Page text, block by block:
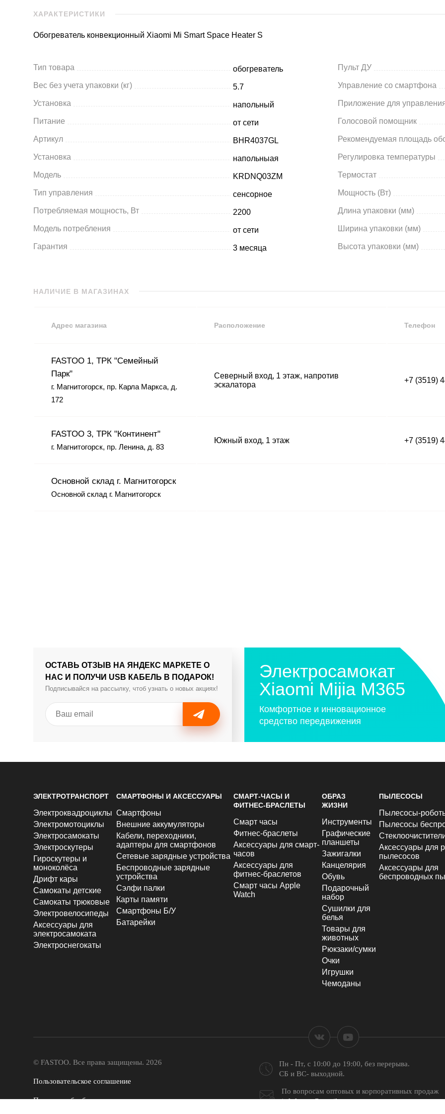
ХАРАКТЕРИСТИКИ
Обогреватель конвекционный Xiaomi Mi Smart Space Heater S
Тип товара
обогреватель
Вес без учета упаковки (кг)
5.7
Установка
напольный
Питание
от сети
Артикул
BHR4037GL
Установка
напольныая
Модель
KRDNQ03ZM
Тип управления
сенсорное
Потребляемая мощность, Вт
2200
Модель потребления
от сети
Гарантия
3 месяца
Пульт ДУ
Управление со смартфона
Приложение для
Голосовой помощник
Рекомендуемая площадь
Регулировка температуры
Термостат
Мощность (Вт)
Длина упаковки (мм)
Ширина упаковки (мм)
Высота упаковки (мм)
НАЛИЧИЕ В МАГАЗИНАХ
Адрес магазина Расположение Телефон
FASTOO 1, ТРК "Семейный
Парк"
г. Магнитогорск, пр. Карла Маркса, д.
172
Северный вход, 1 этаж, напротив
эскалатора
+7 (3519)
FASTOO 3, ТРК "Континент"
г. Магнитогорск, пр. Ленина, д. 83
Южный вход, 1 этаж +7 (3519)
Основной склад г. Магнитогорск
Основной склад г. Магнитогорск
ОСТАВЬ ОТЗЫВ НА ЯНДЕКС МАРКЕТЕ О
НАС И ПОЛУЧИ USB КАБЕЛЬ В ПОДАРОК!
Подписывайся на рассылку, чтоб узнать о новых акциях!
Электросамокат
Xiaomi Mijia M365
Комфортное и инновационное
средство передвижения
ЭЛЕКТРОТРАНСПОРТ
Электроквадроциклы
Электромотоциклы
Электросамокаты
Электроскутеры
Гироскутеры и
моноколёса
Дрифт кары
Самокаты детские
Самокаты трюковые
Электровелосипеды
Аксессуары для
электросамоката
Электроснегокаты
СМАРТФОНЫ И АКСЕССУАРЫ
Смартфоны
Внешние аккумуляторы
Кабели, переходники,
адаптеры для смартфонов
Сетевые зарядные устройства
Беспроводные зарядные
устройства
Сэлфи палки
Карты памяти
Смартфоны Б/У
Батарейки
СМАРТ-ЧАСЫ И
ФИТНЕС-БРАСЛЕТЫ
Смарт часы
Фитнес-браслеты
Аксессуары для смарт-
часов
Аксессуары для
фитнес-браслетов
Смарт часы Apple
Watch
ОБРАЗ
ЖИЗНИ
Инструменты
Графические
планшеты
Зажигалки
Канцелярия
Обувь
Подарочный
набор
Сушилки для
белья
Товары для
животных
Рюкзаки/сумки
Очки
Игрушки
Чемоданы
ПЫЛЕСОСЫ
Пылесосы-
Пылесосы
Аксессуары для
пылесосов
Аксессуары для
беспроводных
© FASTOO. Все права защищены. 2026
Пользовательское соглашение
Политика обработкиперсональных данных
Пн - Пт, с 10:00 до 19:00, без перерыва.
СБ и ВС- выходной.
По вопросам оптовых и корпоративных продаж
infofastoo@gmail.com